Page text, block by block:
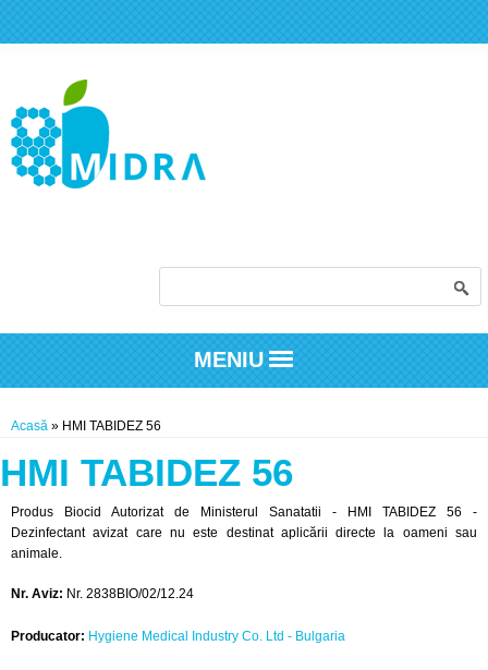
MENIU
Eşti aici
Acasă » HMI TABIDEZ 56
HMI TABIDEZ 56
Produs Biocid Autorizat de Ministerul Sanatatii - HMI TABIDEZ 56 -
Dezinfectant avizat care nu este destinat aplicării directe la oameni sau
animale.
Nr. Aviz: Nr. 2838BIO/02/12.24
Producator: Hygiene Medical Industry Co. Ltd - Bulgaria